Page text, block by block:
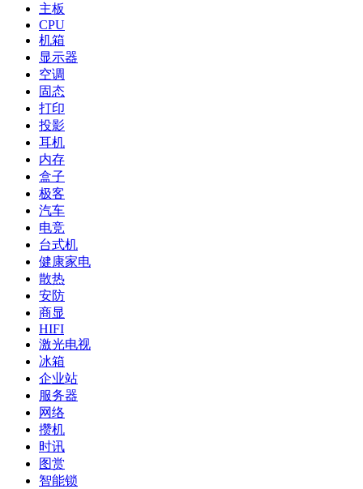
主板
CPU
机箱
显示器
空调
固态
打印
投影
耳机
内存
盒子
极客
汽车
电竞
台式机
健康家电
散热
安防
商显
HIFI
激光电视
冰箱
企业站
服务器
网络
攒机
时讯
图赏
智能锁